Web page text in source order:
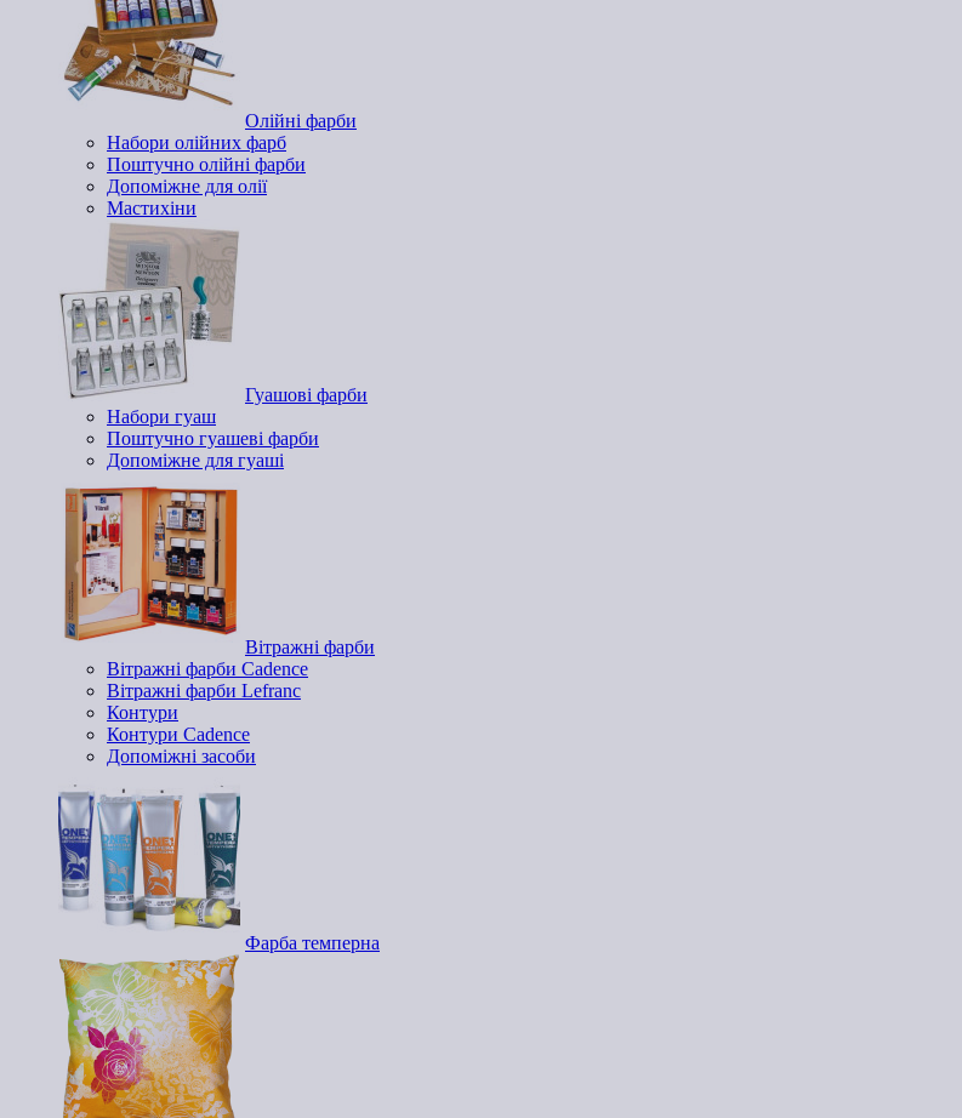
Олійні фарби
Набори олійних фарб
Поштучно олійні фарби
Допоміжне для олії
Мастихіни
Гуашові фарби
Набори гуаш
Поштучно гуашеві фарби
Допоміжне для гуаші
Вітражні фарби
Вітражні фарби Cadence
Вітражні фарби Lefranc
Контури
Контури Cadence
Допоміжні засоби
Фарба темперна